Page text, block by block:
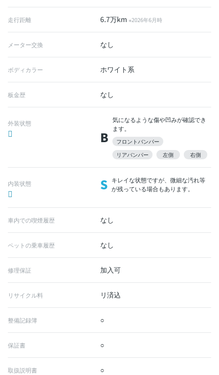
走行距離 6.7万km※2026年6月時
メーター交換 なし
ボディカラー ホワイト系
板金歴 なし
外装状態
B
気になるような傷や凹みが確認でき
ます。
フロントバンパー
リアバンパー
左側 右側
内装状態 S キレイな状態ですが、微細な汚れ等
が残っている場合もあります。
車内での喫煙履歴 なし
ペットの乗車履歴 なし
修理保証 加入可
リサイクル料 リ済込
整備記録簿 ○
保証書 ○
取扱説明書 ○